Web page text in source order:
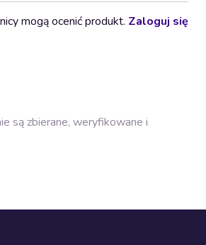
mogą ocenić produkt. Zaloguj się
są zbierane, weryfikowane i